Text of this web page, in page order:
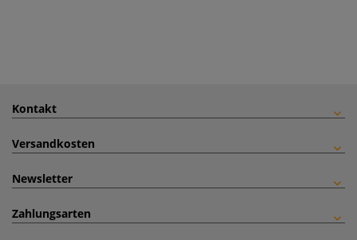
Kontakt
Versandkosten
Newsletter
Zahlungsarten